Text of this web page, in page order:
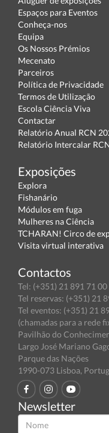
Espaços para Eventos
Conheça-nos
Equipa
Os Nossos Prémios
Mecenato
Parceiros
Política de Privacidade
Termos de Utilização
Escola Ciência Viva
Contactar
Relatório Anual RCN
Relatório Intercalar
Exposições
Explora
Fishanário
Módulos em fuga
Mulheres na Ciência
TCHARAN! Circo de
Visita virtual interativa
Contactos
Tel: (+351) 21 891 71 00
Tel reservas: (+351) 21
Tel eventos: (+351) 21
(chamadas para a rede
Pavilhão do
Largo José Mariano
Parque das Nações
1990-073 Lisboa,
Newsletter